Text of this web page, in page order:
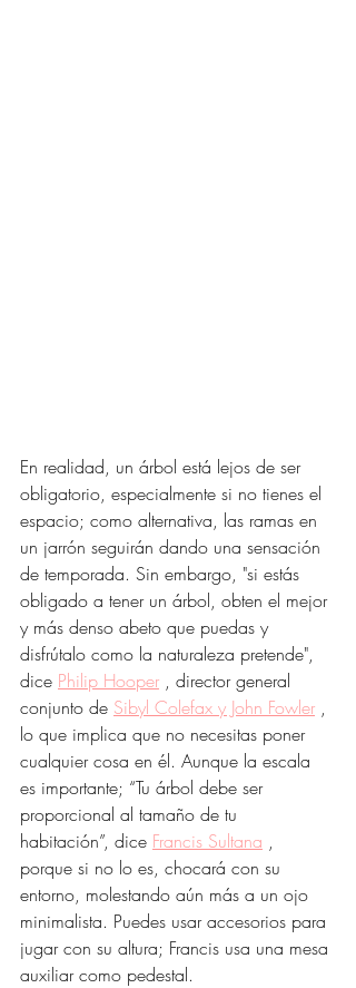
En realidad, un árbol está lejos de ser
obligatorio, especialmente si no tienes el
espacio; como alternativa, las ramas en
un jarrón seguirán dando una sensación
de temporada. Sin embargo, "si estás
obligado a tener un árbol, obten el mejor
y más denso abeto que puedas y
disfrútalo como la naturaleza pretende",
dice Philip Hooper , director general
conjunto de Sibyl Colefax y John Fowler ,
lo que implica que no necesitas poner
cualquier cosa en él. Aunque la escala
es importante; “Tu árbol debe ser
proporcional al tamaño de tu
habitación”, dice Francis Sultana ,
porque si no lo es, chocará con su
entorno, molestando aún más a un ojo
minimalista. Puedes usar accesorios para
jugar con su altura; Francis usa una mesa
auxiliar como pedestal.